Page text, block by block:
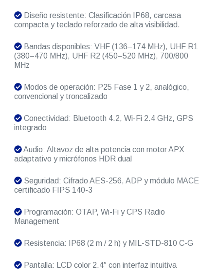
Diseño resistente: Clasificación IP68, carcasa
compacta y teclado reforzado de alta visibilidad.
Bandas disponibles: VHF (136–174 MHz), UHF R1
(380–470 MHz), UHF R2 (450–520 MHz), 700/800
MHz
Modos de operación: P25 Fase 1 y 2, analógico,
convencional y troncalizado
Conectividad: Bluetooth 4.2, Wi-Fi 2.4 GHz, GPS
integrado
Audio: Altavoz de alta potencia con motor APX
adaptativo y micrófonos HDR dual
Seguridad: Cifrado AES-256, ADP y módulo MACE
certificado FIPS 140-3
Programación: OTAP, Wi-Fi y CPS Radio
Management
Resistencia: IP68 (2 m / 2 h) y MIL-STD-810 C-G
Pantalla: LCD color 2.4″ con interfaz intuitiva